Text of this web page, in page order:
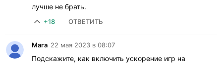
лучше не брать.
+18 ОТВЕТИТЬ
Мага 22 мая 2023 в 08:07
Подскажите, как включить ускорение игр на